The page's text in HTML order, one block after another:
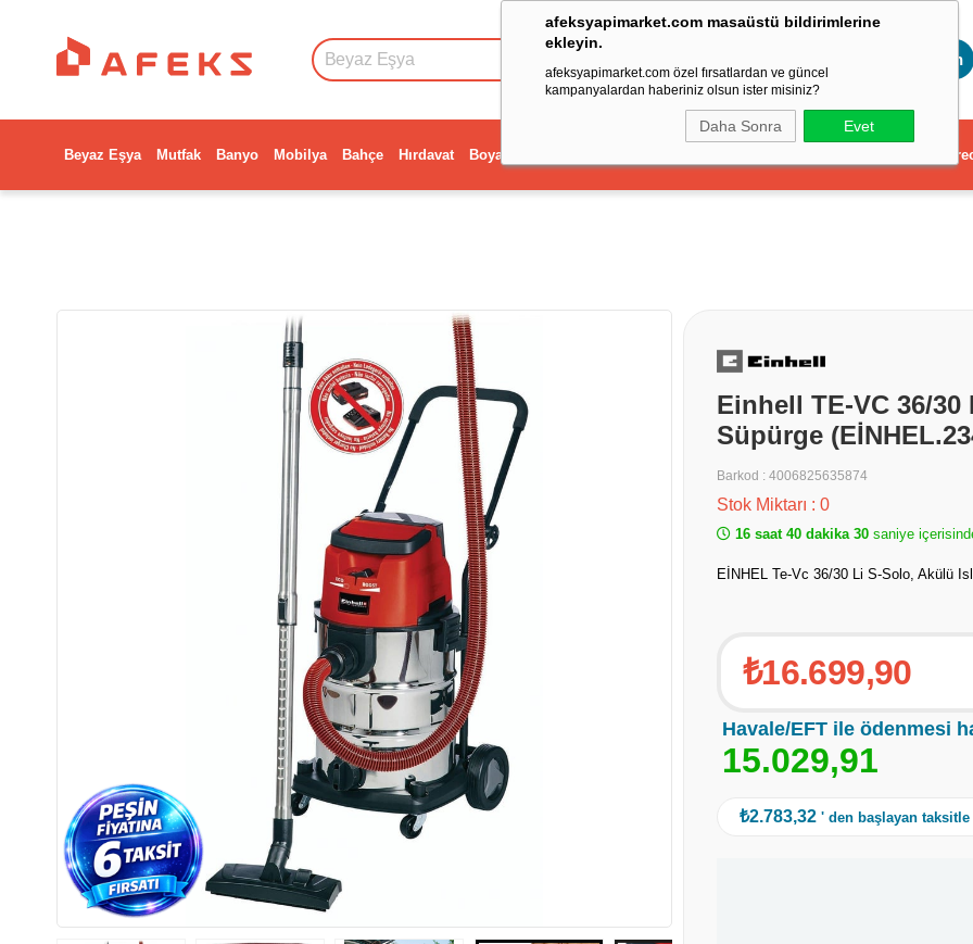
afeksyapimarket.com masaüstü bildirimlerine
ekleyin.
afeksyapimarket.com özel fırsatlardan ve güncel
kampanyalardan haberiniz olsun ister misiniz?
Daha Sonra Evet
Toptan
Beyaz Eşya Mutfak Banyo Mobilya Bahçe Hırdavat Boya Dekorasyon ve Ev
Einhell TE-VC 36/
Süpürge
Barkod : 4006825635874
Stok Miktarı : 0
16 saat 40 dakika 30 saniye
EİNHEL Te-Vc 36/30 Li S-Solo, Akülü
₺16.699,90
Havale/EFT ile ödenmesi
15.029,91
₺2.783,32 ' den başlayan taksitle